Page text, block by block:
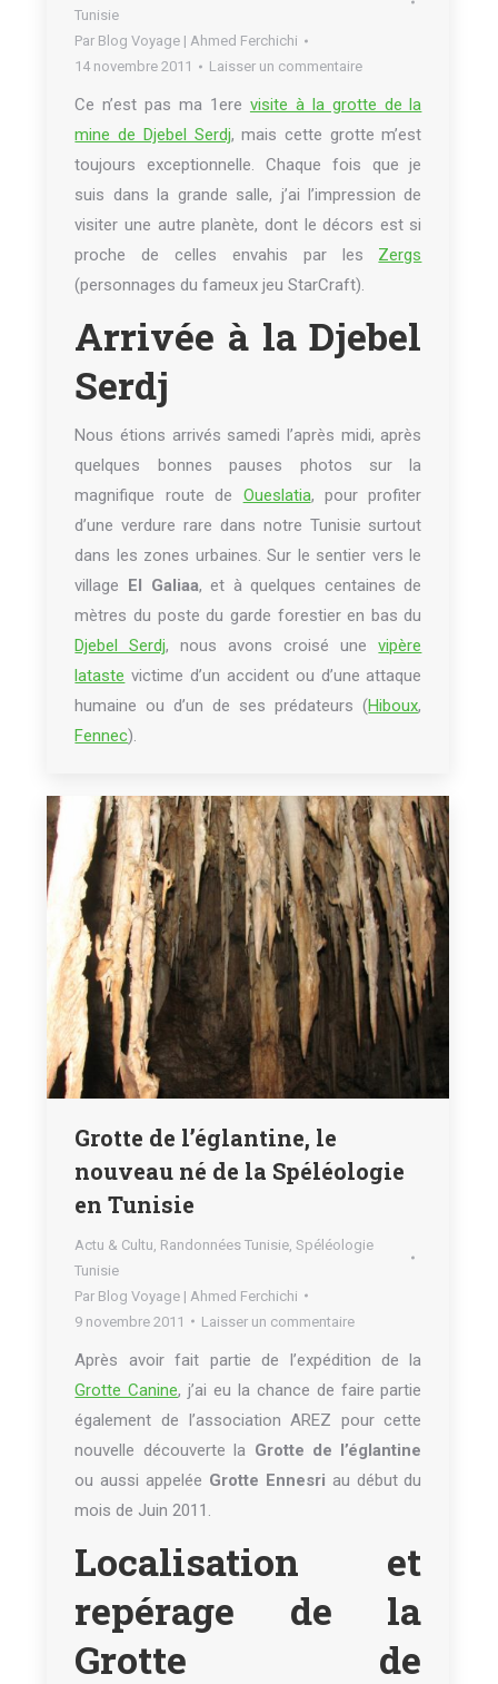
Tunisie
Par Blog Voyage | Ahmed Ferchichi
14 novembre 2011
Laisser un commentaire
Ce n’est pas ma 1ere visite à la grotte de la
mine de Djebel Serdj, mais cette grotte m’est
toujours exceptionnelle. Chaque fois que je
suis dans la grande salle, j’ai l’impression de
visiter une autre planète, dont le décors est si
proche de celles envahis par les Zergs
(personnages du fameux jeu StarCraft).
Arrivée à la Djebel
Serdj
Nous étions arrivés samedi l’après midi, après
quelques bonnes pauses photos sur la
magnifique route de Oueslatia, pour profiter
d’une verdure rare dans notre Tunisie surtout
dans les zones urbaines. Sur le sentier vers le
village El Galiaa, et à quelques centaines de
mètres du poste du garde forestier en bas du
Djebel Serdj, nous avons croisé unevipère
lataste victime d’un accident ou d’une attaque
humaine ou d’un de ses prédateurs (Hiboux,
Fennec).
Grotte de l’églantine, le
nouveau né de la Spéléologie
en Tunisie
Actu & Cultu Randonnées Tunisie ,Spéléologie
Tunisie
Par Blog Voyage | Ahmed Ferchichi
9 novembre 2011
Laisser un commentaire
Après avoir fait partie de l’expédition de la
Grotte Canine, j’ai eu la chance de faire partie
également de l’association AREZ pour cette
nouvelle découverte la Grotte de l’églantine
ou aussi appelée Grotte Ennesri au début du
mois de Juin 2011.
Localisation et
repérage de la
Grotte de